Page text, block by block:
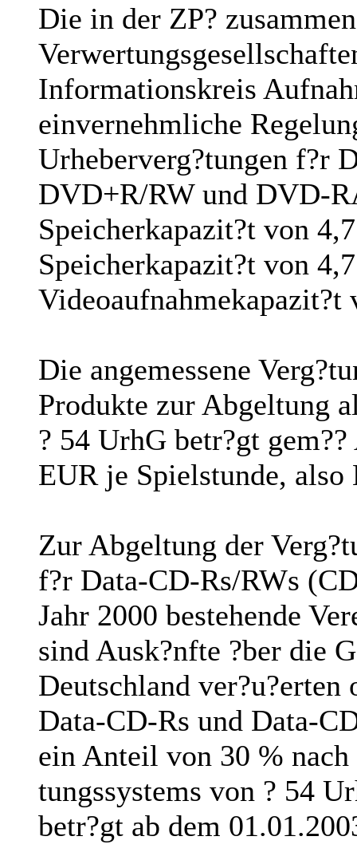
Die in der ZP?
Informationskreis
einvernehmliche
Urheberverg?tungen f?r
DVD+R/RW und DVD-
Speicherkapazit?t von
Speicherkapazit?t von
Die angemessene
Produkte zur Abgeltung
? 54 UrhG betr?gt
EUR je Spielstunde,
Zur Abgeltung der
f?r Data-CD-Rs/RWs
Jahr 2000 bestehende
sind Ausk?nfte ?ber die
Deutschland ver?u?erten
Data-CD-Rs und Data-
ein Anteil von 30 % nach
tungssystems von ? 54
betr?gt ab dem